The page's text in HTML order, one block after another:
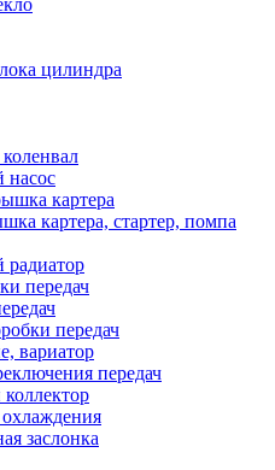
цилиндра
насос
картера
картера, стартер, помпа
передач
передач
вариатор
передач
заслонка